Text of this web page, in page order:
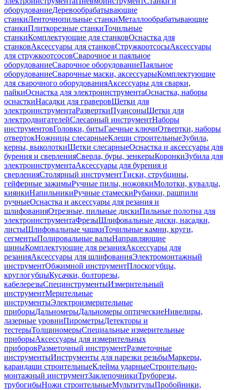
оборудованиеДеревообрабатывающие
станкиЛенточнопильные станкиМеталлообрабатывающие
станкиПлиткорезные станкиТочильные
станкиКомплектующие для станковОснастка для
станковАксессуары для станковСтружкоотсосыАксессуары
для стружкоотсосовСварочное и паяльное
оборудованиеСварочное оборудованиеПаяльное
оборудованиеСварочные маски, аксессуарыКомплектующие
для сварочного оборудованияАксессуары для сварки,
пайкиОснастка для электроинструментаОснастка, наборы
оснасткиНасадки для граверовЩетки для
электроинструментаРазверткиПуансоныЩетки для
электродвигателейСлесарный инструментНаборы
инструментовГоловки, битыГаечные ключиОтвертки, наборы
отвертокНожницы слесарныеКлещи строительныеЗубила,
керны, выколоткиЩетки слесарныеОснастка и аксессуары для
бурения и сверленияСверла, буры, зенкерыКоронкиЗубила для
электроинструментаАксессуары для бурения и
сверленияСтолярный инструментТиски, струбцины,
гейферные зажимыРучные пилы, ножовкиМолотки, кувалды,
киянкиНапильникиРучные стамескиРубанки, рашпили
ручныеОснастка и аксессуары для резания и
шлифованияОтрезные, пильные дискиПильные полотна для
электроинструментаФрезыШлифовальные диски, насадки,
листыШлифовальные чашкиТочильные камни, круги,
сегментыПолировальные валыНаправляющие
шиныКомплектующие для резанияАксессуары для
резанияАксессуары для шлифованияЭлектромонтажный
инструментОбжимной инструментПлоскогубцы,
круглогубцыКусачки, болторезы,
кабелерезыСпецинструментыИзмерительный
инструментМерительные
инструментыЭлектроизмерительные
приборыДальномерыДальномеры оптическиеНивелиры,
лазерные уровниПирометрыДетекторы и
тестерыТолщиномерыСпециальные измерительные
приборыАксессуары для измерительных
приборовРазметочный инструментРазметочные
инструментыИнструменты для нарезки резьбыМаркеры,
карандаши строительныеКлейма ударныеСтроительно-
монтажный инструментЗаклепочникиТруборезы,
трубогибыНожи строительныеМультитулыПробойники,